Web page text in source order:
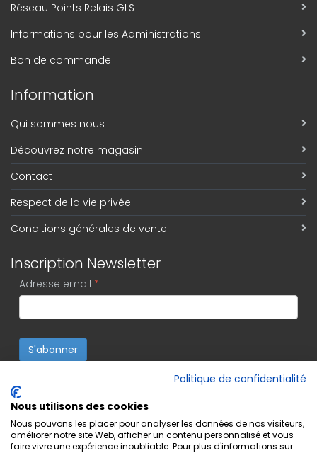
Réseau Points Relais GLS
Informations pour les Administrations
Bon de commande
Information
Qui sommes nous
Découvrez notre magasin
Contact
Respect de la vie privée
Conditions générales de vente
Inscription Newsletter
Adresse email *
S'abonner
Politique de confidentialité
Nous utilisons des cookies
Nous pouvons les placer pour analyser les données de nos visiteurs,
améliorer notre site Web, afficher un contenu personnalisé et vous
faire vivre une expérience inoubliable. Pour plus d'informations sur